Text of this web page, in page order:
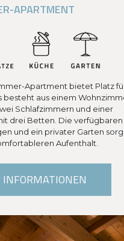
APARTMENT
Apartment bietet Platz
besteht aus einem
Schlafzimmern und einer
drei Betten. Die verfügbaren
und ein privater Garten
Aufenthalt.